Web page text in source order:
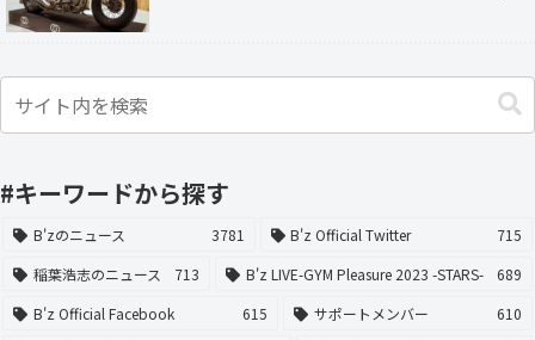
#キーワードから探す
B'zのニュース 3781 B'z Official Twitter
715
稲葉浩志のニュース
713 B'z LIVE-GYM Pleasure 2023 -STARS-
689
B'z Official Facebook
615 サポートメンバー
610